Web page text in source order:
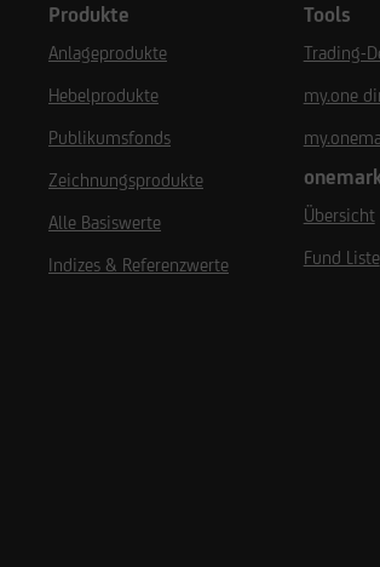
Produkte
Anlageprodukte
Hebelprodukte
Publikumsfonds
Zeichnungsprodukte
Alle Basiswerte
Indizes & Referenzwerte
Tools
Trading-
my.one
Übersicht
Fund Liste